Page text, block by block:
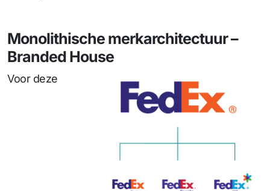
Monolithische merkarchitectuur –
Branded House
Voor deze